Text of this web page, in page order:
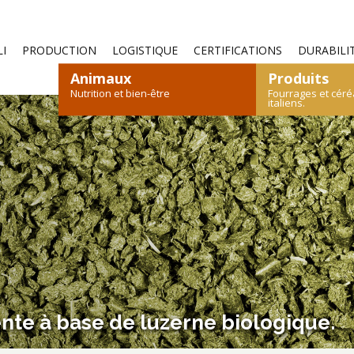
PRODUCTION LOGISTIQUE CERTIFICATIONS
Animaux
Nutrition et bien-être
OVINS ET CAPRINS LÉPORIDÉS VOLAILLES
CATALOGUE DES PRODUITS
Produits
Fourrages et
italiens.
FOIN PAILLE CÉRÉALES
CATALOGUE DES PRODUITS
à base de luzerne biologique.